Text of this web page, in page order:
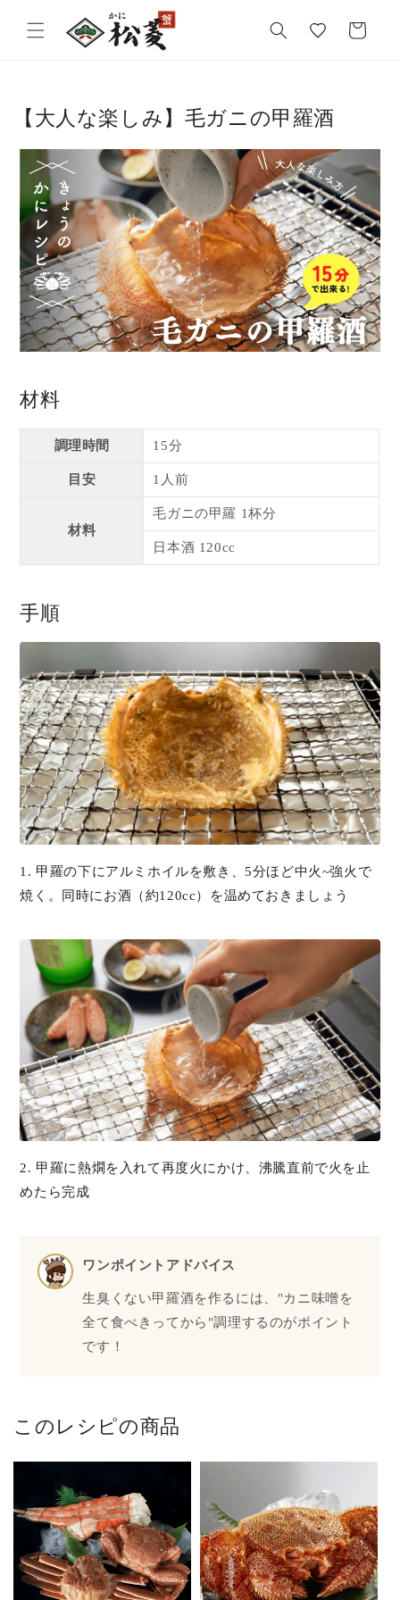
に
ー
【大人な楽しみ】毛ガニの甲羅酒
材料
調理時間 15分
目安 1人前
材料
毛ガニの甲羅 1杯分
日本酒 120cc
手順
1. 甲羅の下にアルミホイルを敷き、5分ほど中火~強火で
焼く。同時にお酒（約120cc）を温めておきましょう
2. 甲羅に熱燗を入れて再度火にかけ、沸騰直前で火を止
めたら完成
ワンポイントアドバイス
生臭くない甲羅酒を作るには、"カニ味噌を
全て食べきってから"調理するのがポイント
です！
このレシピの商品